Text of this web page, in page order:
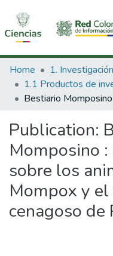
Communities &
All of DSpace
Home
Publication:
Momposino
sobre los
Mompox y
cenagoso de